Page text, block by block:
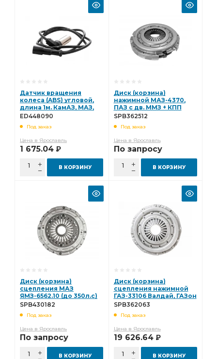
Датчик вращения
колеса (ABS) угловой,
длина 1м. КамАЗ, МАЗ,
УРАЛ, НЕФАЗ (ан.
ED448090
ED448090
Под заказ
Цена в Ярославль
1 675.04 Р
В КОРЗИНУ
Диск (корзина)
нажимной МАЗ-4370,
ПАЗ с дв. ММЗ + КПП
СААЗ (ан. 3482125512)
SPB362512
Под заказ
Цена в Ярославль
По запросу
В КОРЗИНУ
Диск (корзина)
сцепления МАЗ
ЯМЗ-6562.10 (до 350л.с)
(ан. 183.1601090) Starco -
SPB430182
Под заказ
Цена в Ярославль
По запросу
В КОРЗИНУ
Диск (корзина)
сцепления нажимной
ГАЗ-33106 Валдай, ГАЗон
Next (аналог
SPB362063
SPB362063
Под заказ
Цена в Ярославль
19 626.64 Р
В КОРЗИНУ